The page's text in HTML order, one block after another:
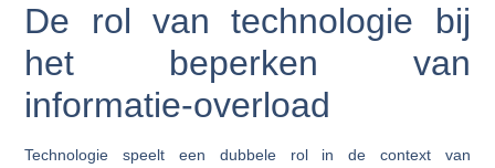
De rol van technologie bij
het beperken van
informatie-overload
Technologie speelt een dubbele rol in de context van